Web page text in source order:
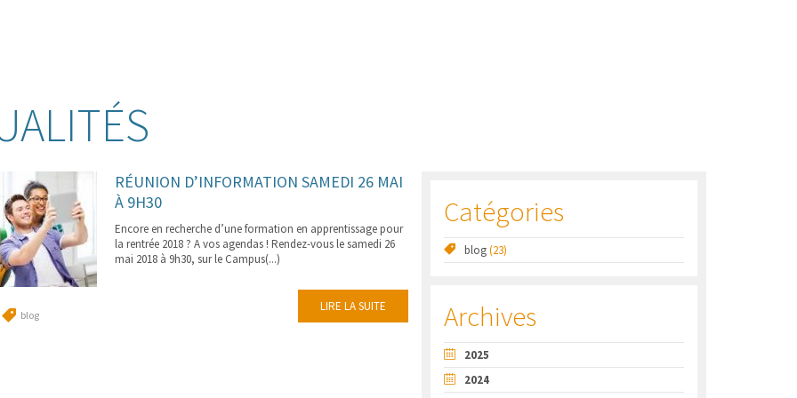
RÉUNION D’INFORMATION SAMEDI 26 MAI
À 9H30
Encore en recherche d’une formation en apprentissage pour
la rentrée 2018 ? A vos agendas ! Rendez-vous le samedi 26
mai 2018 à 9h30, sur le Campus(...)
blog
LIRE LA SUITE
Catégories
blog(23)
Archives
2025
2024